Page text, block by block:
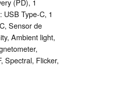
(PD), 1
USB Type-C, 1
Sensor de
Ambient light,
Spectral, Flicker,